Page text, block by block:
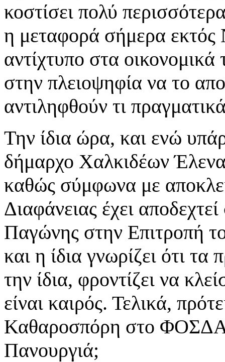
κοστίσει πολύ
η μεταφορά σήμερα εκτός
αντίχτυπο στα
στην πλειοψηφία να το
αντιληφθούν τι
Την ίδια ώρα, και ενώ
δήμαρχο Χαλκιδέων
καθώς σύμφωνα με
Διαφάνειας έχει
Παγώνης στην Επιτροπή
και η ίδια γνωρίζει ότι
την ίδια, φροντίζει να
είναι καιρός. Τελικά,
Καθαροσπόρη στο ΦΟΣΔΑ
Πανουργιά;